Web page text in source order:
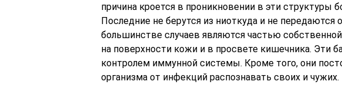
причина кроется в проникновении в эти структуры
Последние не берутся из ниоткуда и не передаются
большинстве случаев являются частью
на поверхности кожи и в просвете кишечника. Эти
контролем иммунной системы. Кроме того, они
организма от инфекций распознавать своих и чужих.